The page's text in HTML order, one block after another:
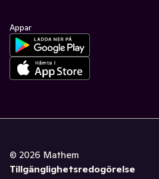
Appar
© 2026 Mathem
Tillgänglighetsredogörelse